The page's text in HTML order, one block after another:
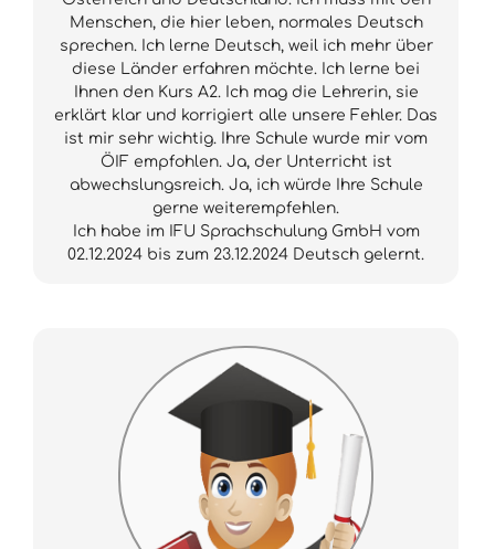
Menschen, die hier leben, normales Deutsch
sprechen. Ich lerne Deutsch, weil ich mehr über
diese Länder erfahren möchte. Ich lerne bei
Ihnen den Kurs A2. Ich mag die Lehrerin, sie
erklärt klar und korrigiert alle unsere Fehler. Das
ist mir sehr wichtig. Ihre Schule wurde mir vom
ÖIF empfohlen. Ja, der Unterricht ist
abwechslungsreich. Ja, ich würde Ihre Schule
gerne weiterempfehlen.
Ich habe im IFU Sprachschulung GmbH vom
02.12.2024 bis zum 23.12.2024 Deutsch gelernt.